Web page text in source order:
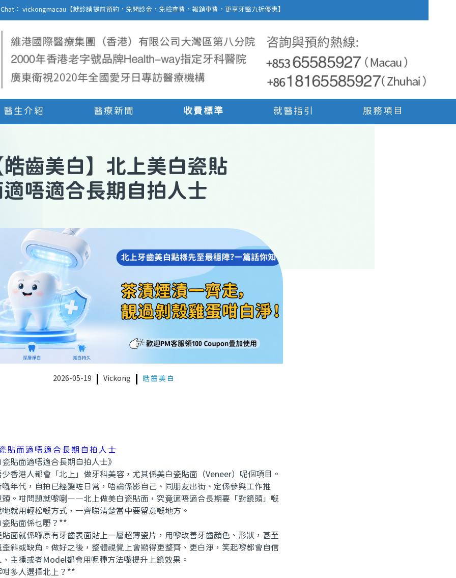
： vickongmacau【就診請提前預約，免問診金，免檢查費，報銷車費，更享牙醫九折優惠】
醫生介紹 醫療新聞 收費標準 就醫指引 服務項目
皓齒美白】 北上美白瓷貼
唔適合長期自拍人士
2026-05-19 Vickong 皓齒美白
貼面適唔適合長期自拍人士
面適唔適合長期自拍人士》
港人都會「北上」做牙科美容，尤其係美白瓷貼面（Veneer）呢個項目。
年代，自拍已經變咗日常，唔論係影自己、同朋友出街、定係參與工作推
頭。咁問題就嚟喇——北上做美白瓷貼面，究竟適唔適合長期要「對鏡頭」嘅
就用輕松嘅方式，一齊睇清楚當中要留意嘅地方。
面係乜嘢？**
就係喺原有牙齒表面貼上一層超薄瓷片，用嚟改善牙齒顔色、形狀，甚至
斜或缺角。做好之後，整體視覺上會顯得更整齊、更白淨，笑起嚟都會自信
主播或者Model都會用呢種方法嚟提升上鏡效果。
人選擇北上？**